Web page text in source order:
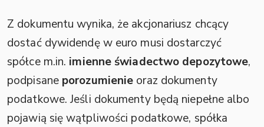
Z dokumentu wynika, że akcjonariusz chcący
dostać dywidendę w euro musi dostarczyć
spółce m.in. imienne świadectwo depozytowe,
podpisane porozumienie oraz dokumenty
podatkowe. Jeśli dokumenty będą niepełne albo
pojawią się wątpliwości podatkowe, spółka